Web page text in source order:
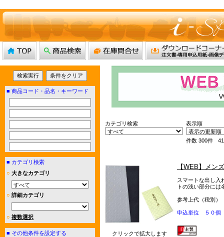
■ 商品コード・品名・キーワード
■ カテゴリ検索
○ 大きなカテゴリ
○ 詳細カテゴリ
○ 複数選択
■ その他条件を設定する
カテゴリ検索 表示順
件数 300件
クリックで拡大します
【WEB】メン
スマートな出し入
トの浅い部分に
参考上代（税別）
申込単位 ５０個